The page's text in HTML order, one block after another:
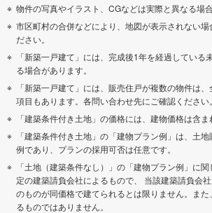
物件の写真やイラスト、CGなどは実際と異なる場合
市区町村の合併などにより、地図が表示されない場
ださい。
「新築一戸建て」には、完成後1年を経過している
る場合があります。
「新築一戸建て」には、販売住戸が複数の物件は
項目もあります。各問い合わせ先にご確認ください。
「建築条件付き土地」の価格には、建物価格は含ま
「建築条件付き土地」の「建物プラン例」は、土
例であり、プランの採用可否は任意です。
「土地（建築条件なし）」の「建物プラン例」に
定の建築請負会社によるもので、 当該建築請負会
のものが同価格で建てられるとは限りません。ま
るものではありません。